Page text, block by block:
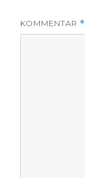
KOMMENTAR *